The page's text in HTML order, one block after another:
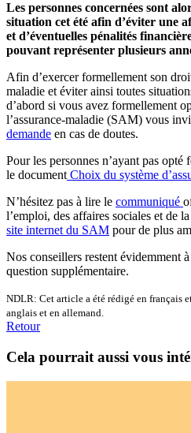
Les personnes concernées sont
situation cet été afin d’éviter une
et d’éventuelles pénalités
pouvant représenter plusieurs
Afin d’exercer formellement son
maladie et éviter ainsi toutes
d’abord si vous avez formellement
l’assurance-maladie (SAM) vous
demande en cas de doutes.
Pour les personnes n’ayant pas
le document Choix du système
N’hésitez pas à lire le communiqué
l’emploi, des affaires sociales et de
site internet du SAM pour de plus
Nos conseillers restent évidemment
question supplémentaire.
NDLR: Cet article a été rédigé en français
anglais et en allemand.
Retour
Cela pourrait aussi vous